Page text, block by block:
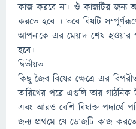
কাজ করবে না। ঔ কাজটির জন্য
করতে হবে । তবে বিষটি
আপনাকে এর মেয়াদ শেষ
হবে।
দ্বিতীয়ত
কিছু জৈব বিষের ক্ষেত্রে এর
তারিখের পরে এগুলি তার
এবং আরও বেশি বিষাক্ত পদার্থে
জন্য প্রথমে যে ডোজটি কাজ